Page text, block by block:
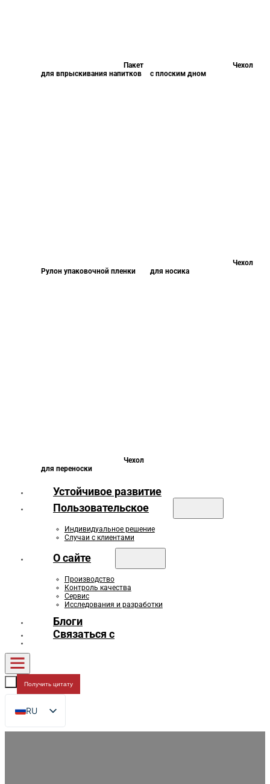
Пакет
для впрыскивания напитков
Чехол
с плоским дном
Рулон упаковочной пленки
Чехол
для носика
Чехол
для переноски
Устойчивое развитие
Пользовательское
Индивидуальное решение
Случаи с клиентами
О сайте
Производство
Контроль качества
Сервис
Исследования и разработки
Блоги
Связаться с
Получить цитату
RU
EN